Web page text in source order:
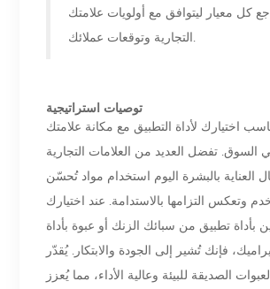
كل معيار ليتوافق مع أولويات علامتك
التجارية وتوقعات عملائك.
توصيات استراتيجية
اختيارك لأداة التطبيق مع مكانة علامتك
السوق. تفضل العديد من العلامات التجارية
العناية بالبشرة اليوم استخدام مواد تُحسّن
وتعكس التزامها بالاستدامة. عند اختيارك
بأداة تطبيق من سبائك الزنك أو عبوة بأداة
فإنك تُشير إلى الجودة والابتكار. يُقدّر
الصديقة للبيئة وعالية الأداء، مما يُعزز